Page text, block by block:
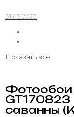
31.05.2023
Показать все
Фотообои
саванны